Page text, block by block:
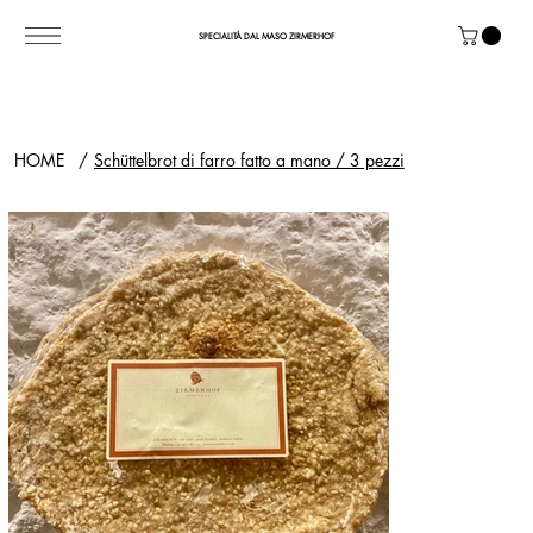
SPECIALITÀ DAL MASO ZIRMERHOF
HOME / Schüttelbrot di farro fatto a mano / 3 pezzi